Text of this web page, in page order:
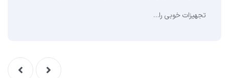
تجهیزات خوبی را…